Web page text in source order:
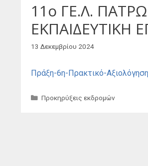
11o ΓΕ.Λ.
ΕΚΠΑΙΔΕΥΤΙΚΗ
13 Δεκεμβρίου 2024
Πράξη-6η-Πρακτικό-
Κατηγορίες
Προκηρύξεις εκδρομών